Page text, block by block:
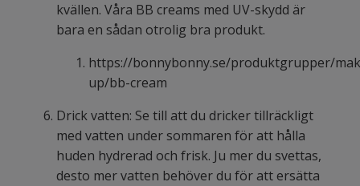
kvällen. Våra BB creams med UV-skydd är
bara en sådan otrolig bra produkt.
https://bonnybonny.se/produktgrupper/
up/bb-cream
Drick vatten: Se till att du dricker tillräckligt
med vatten under sommaren för att hålla
huden hydrerad och frisk. Ju mer du svettas,
desto mer vatten behöver du för att ersätta